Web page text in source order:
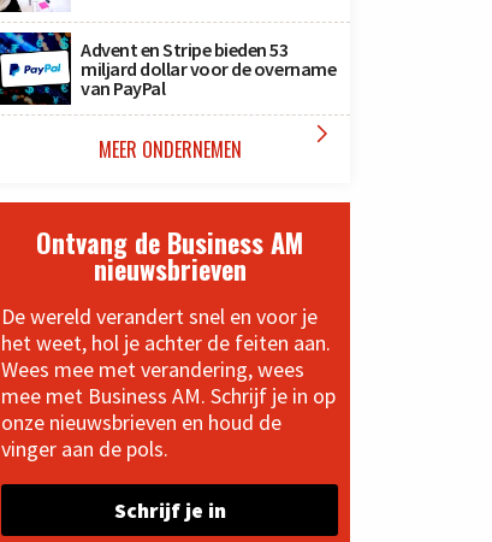
Advent en Stripe bieden 53
miljard dollar voor de overname
van PayPal
MEER ONDERNEMEN 
Ontvang de Business AM
nieuwsbrieven
De wereld verandert snel en voor je
het weet, hol je achter de feiten aan.
Wees mee met verandering, wees
mee met Business AM. Schrijf je in op
onze nieuwsbrieven en houd de
vinger aan de pols.
Schrijf je in